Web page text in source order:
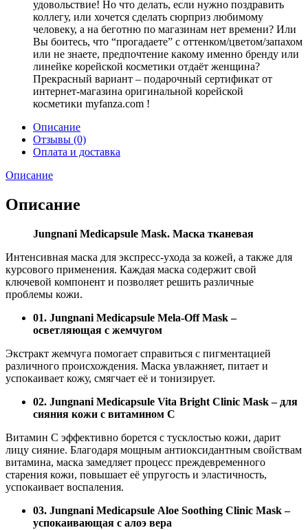
удовольствие! Но что делать, если нужно поздравить
коллегу, или хочется сделать сюрприз любимому
человеку, а на беготню по магазинам нет времени? Или
Вы боитесь, что “прогадаете” с оттенком/цветом/запахом
или не знаете, предпочтение какому именно бренду или
линейке корейской косметики отдаёт женщина?
Прекрасный вариант – подарочный сертификат от
интернет-магазина оригинальной корейской
косметики myfanza.com !
Описание
Отзывы (0)
Оплата и доставка
Описание
Описание
Jungnani Medicapsule Mask. Маска тканевая
Интенсивная маска для экспресс-ухода за кожей, а также для
курсового применения. Каждая маска содержит свой
ключевой компонент и позволяет решить различные
проблемы кожи.
01. Jungnani Medicapsule Mela-Off Mask –
осветляющая с жемчугом
Экстракт жемчуга помогает справиться с пигментацией
различного происхождения. Маска увлажняет, питает и
успокаивает кожу, смягчает её и тонизирует.
02. Jungnani Medicapsule Vita Bright Clinic Mask – для
сияния кожи с витамином C
Витамин С эффективно борется с тусклостью кожи, дарит
лицу сияние. Благодаря мощным антиоксидантным свойствам
витамина, маска замедляет процесс преждевременного
старения кожи, повышает её упругость и эластичность,
успокаивает воспаления.
03. Jungnani Medicapsule Aloe Soothing Clinic Mask –
успокаивающая с алоэ вера